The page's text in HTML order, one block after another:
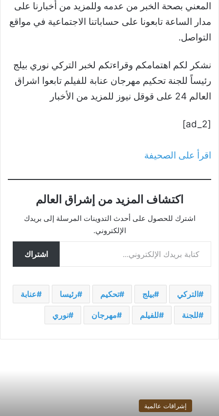
المعني بصحة الخبر من عدمه وللمزيد من أخبارنا على
مدار الساعة تابعونا على حساباتنا الاجتماعية في مواقع
التواصل.
نشكر لكم اهتمامكم وقراءتكم لخبر التركي نوري بيلج
رئيساً للجنة تحكيم مهرجان عنابة للفيلم تابعوا اشراق
العالم 24 على قوقل نيوز للمزيد من الأخبار
[ad_2]
اقرأ على الصحيفة
اكتشاف المزيد من إشراق العالم
اشترك للحصول على أحدث التدوينات المرسلة إلى بريدك
الإلكتروني.
كتابة بريدك الإلكتروني...
اشتراك
التركي بيلج تحكيم رئيسا عنابة
للجنة للفيلم مهرجان نوري
إشراقات عالمية